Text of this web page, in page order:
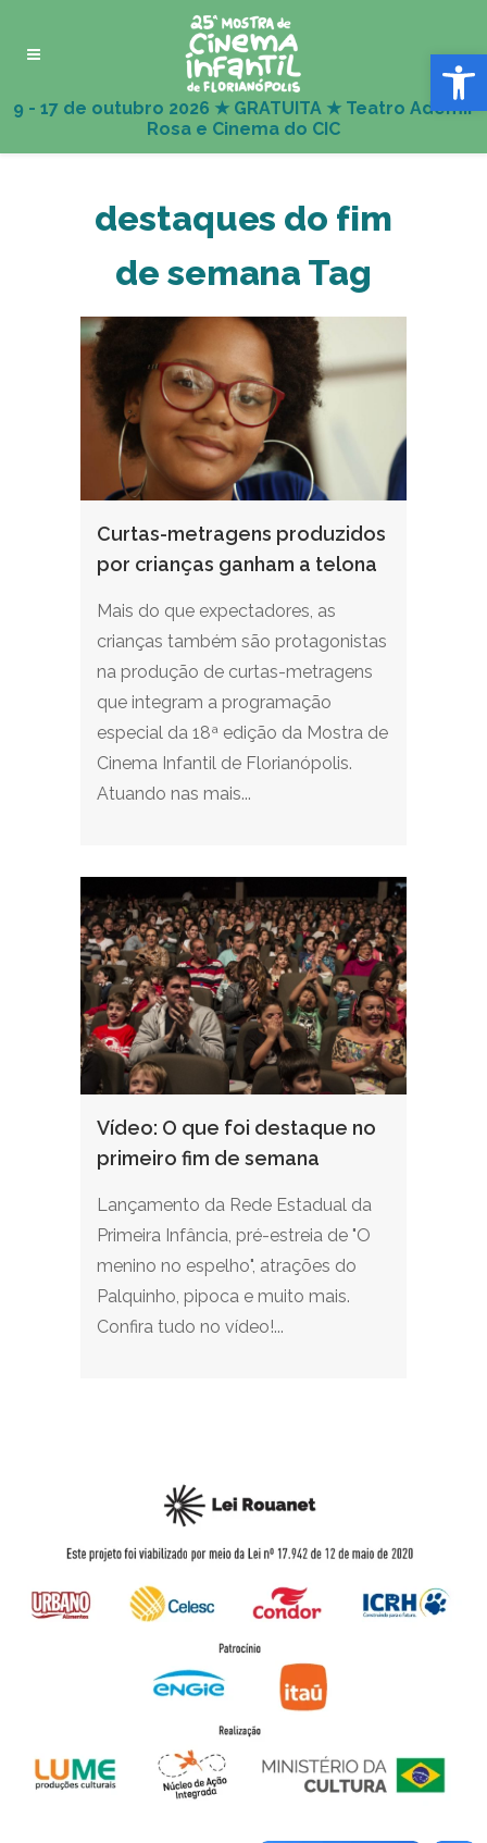
Abrir
destaques do fim
de semana Tag
Curtas-metragens produzidos
por crianças ganham a telona
Mais do que expectadores, as
crianças também são protagonistas
na produção de curtas-metragens
que integram a programação
especial da 18ª edição da Mostra de
Cinema Infantil de Florianópolis.
Atuando nas mais...
Vídeo: O que foi destaque no
primeiro fim de semana
Lançamento da Rede Estadual da
Primeira Infância, pré-estreia de "O
menino no espelho", atrações do
Palquinho, pipoca e muito mais.
Confira tudo no vídeo!...